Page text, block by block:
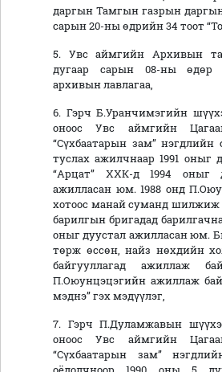
даргын Тамгын газрын
сарын 20-ны өдрийн 34 тоот
5. Увс аймгийн Архивын
дугаар сарын 08-ны өдөр
архивын лавлагаа,
6. Гэрч Б.Уранчимэгийн
оноос Увс аймгийн
“Сүхбаатарын зам” нэгдлийн
туслах ажилчнаар 1991 оныг
“Арцат” ХХК-д 1994 оныг
ажилласан юм. 1988 онд
хотоос манай суманд
барилгын бригадад
оныг дуустал ажилласан юм.
төрж өссөн, найз нөхдийн
байгууллагад ажиллаж
П.Оюунцэцэгийн ажиллаж
мэднэ” гэх мэдүүлэг,
7. Гэрч П.Дуламжавын
оноос Увс аймгийн
“Сүхбаатарын зам”